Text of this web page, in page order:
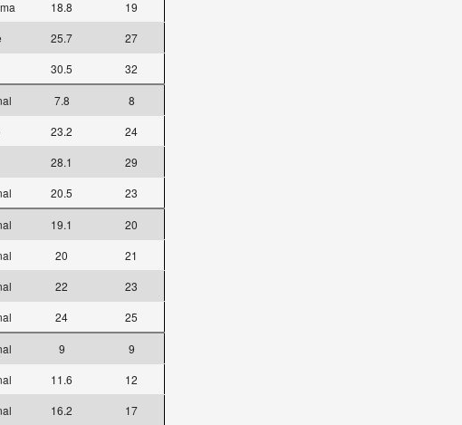
18.8
19
25.7
27
30.5 32
7.8
8
23.2
24
28.1
29
20.5 23
19.1
20
20
21
22
23
24 25
9
9
11.6
12
16.2 17